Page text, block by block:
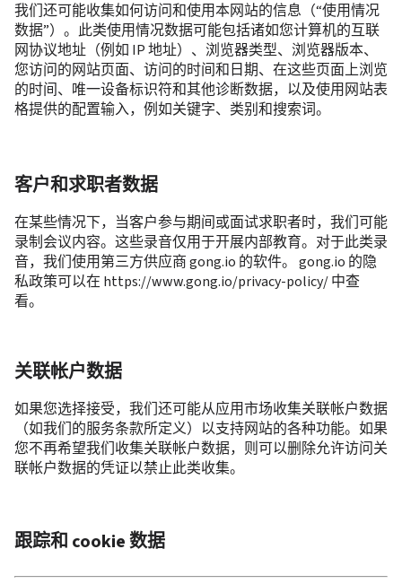
我们还可能收集如何访问和使用本网站的信息（“使用情况
数据”）。此类使用情况数据可能包括诸如您计算机的互联
网协议地址（例如 IP 地址）、浏览器类型、浏览器版本、
您访问的网站页面、访问的时间和日期、在这些页面上浏览
的时间、唯一设备标识符和其他诊断数据，以及使用网站表
格提供的配置输入，例如关键字、类别和搜索词。
客户和求职者数据
在某些情况下，当客户参与期间或面试求职者时，我们可能
录制会议内容。这些录音仅用于开展内部教育。对于此类录
音，我们使用第三方供应商 gong.io 的软件。 gong.io 的隐
私政策可以在 https://www.gong.io/privacy-policy/ 中查
看。
关联帐户数据
如果您选择接受，我们还可能从应用市场收集关联帐户数据
（如我们的服务条款所定义）以支持网站的各种功能。如果
您不再希望我们收集关联帐户数据，则可以删除允许访问关
联帐户数据的凭证以禁止此类收集。
跟踪和 cookie 数据